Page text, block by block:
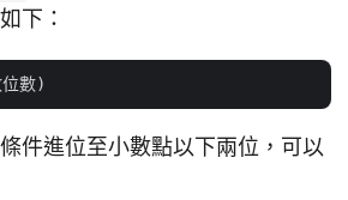
下：
件進位至小數點以下兩位，可以